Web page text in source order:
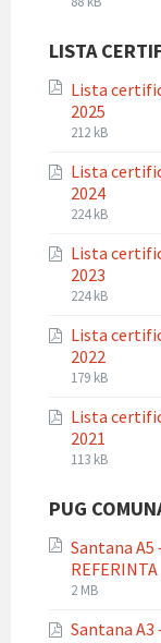
pdf
LISTA
Lista
2025
File
pdf
File
212 kB
Lista
2024
File
pdf
File
224 kB
Lista
2023
File
pdf
File
224 kB
Lista
2022
File
pdf
File
179 kB
Lista
2021
File
pdf
File
113 kB
PUG
Santana A5
REFERINTA
File
pdf
File
2 MB
Santana A3